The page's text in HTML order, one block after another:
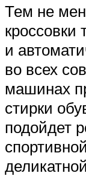
Тем не
кроссовки
и
во всех
машинах
стирки
подойдет